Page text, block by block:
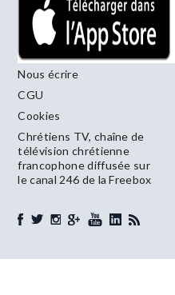
Nous écrire
CGU
Cookies
Chrétiens TV, chaîne de
télévision chrétienne
francophone diffusée sur
le canal 246 de la Freebox